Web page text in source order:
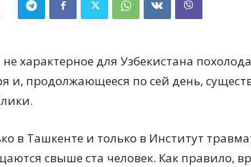
характерное для Узбекистана
и, продолжающееся по сей день,
в Ташкенте и только в Институт
свыше ста человек. Как правило,